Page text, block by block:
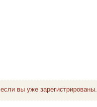
если вы уже зарегистрированы.